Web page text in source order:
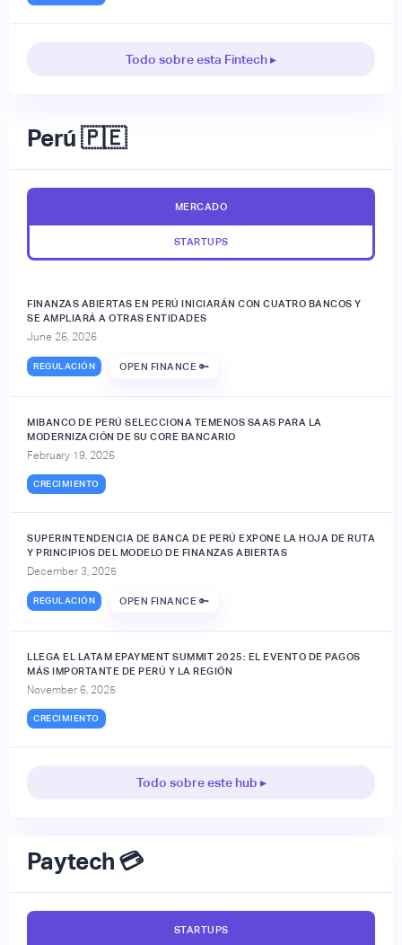
Todo sobre esta Fintech ▸
Perú 🇵🇪
MERCADO
STARTUPS
FINANZAS ABIERTAS EN PERÚ INICIARÁN CON CUATRO BANCOS Y
SE AMPLIARÁ A OTRAS ENTIDADES
June 26, 2026
REGULACIÓN OPEN FINANCE 🔑
MIBANCO DE PERÚ SELECCIONA TEMENOS SAAS PARA LA
MODERNIZACIÓN DE SU CORE BANCARIO
February 19, 2026
CRECIMIENTO
SUPERINTENDENCIA DE BANCA DE PERÚ EXPONE LA HOJA DE RUTA
Y PRINCIPIOS DEL MODELO DE FINANZAS ABIERTAS
December 3, 2025
REGULACIÓN OPEN FINANCE 🔑
LLEGA EL LATAM EPAYMENT SUMMIT 2025: EL EVENTO DE PAGOS
MÁS IMPORTANTE DE PERÚ Y LA REGIÓN
November 6, 2025
CRECIMIENTO
Todo sobre este hub ▸
Paytech 💳
STARTUPS